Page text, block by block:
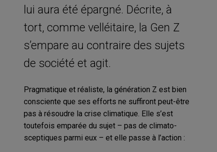
lui aura été épargné. Décrite, à
tort, comme velléitaire, la Gen Z
s’empare au contraire des sujets
de société et agit.
Pragmatique et réaliste, la génération Z est bien
consciente que ses efforts ne suffiront peut-être
pas à résoudre la crise climatique. Elle s’est
toutefois emparée du sujet – pas de climato-
sceptiques parmi eux – et elle passe à l’action :